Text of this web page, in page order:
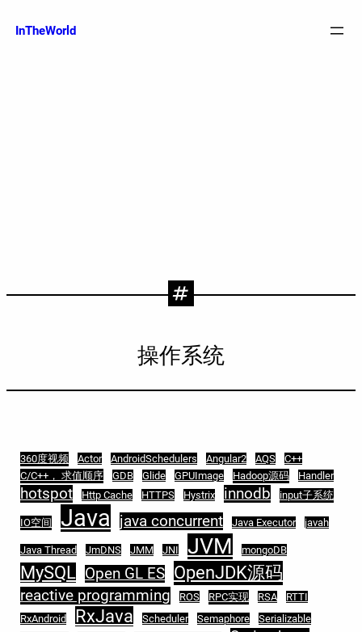
至InTheWorld
操作系统
360度视频 Actor AndroidSchedulers Angular2 AQS
C++
C/C++， 求值顺序
GDB Glide GPUImage Hadoop源码 Handler
hotspot Http Cache HTTPS Hystrix innodb input子系统
IO空间 Java java concurrent Java Executor javah
Java Thread JmDNS JMM JNI JVM mongoDB
MySQL Open GL ES OpenJDK源码
reactive programming ROS RPC实现 RSA
RTTI
RxAndroid
RxJava Scheduler Semaphore
Serializable